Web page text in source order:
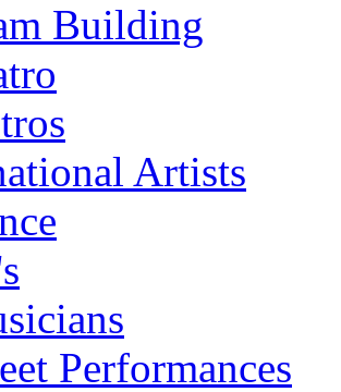
Building
Artists
Performances